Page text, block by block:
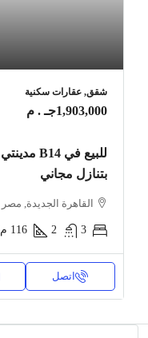
شقق, عقارات سكنية
1,903,000جـ . م
بتنازل مجاني
القاهرة الجديدة, مصر
3
2
116 م2
اتصل